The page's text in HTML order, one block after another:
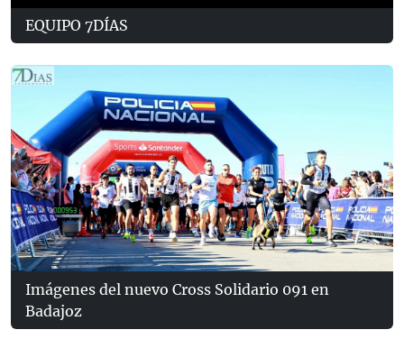
EQUIPO 7DÍAS
Imágenes del nuevo Cross Solidario 091 en
Badajoz